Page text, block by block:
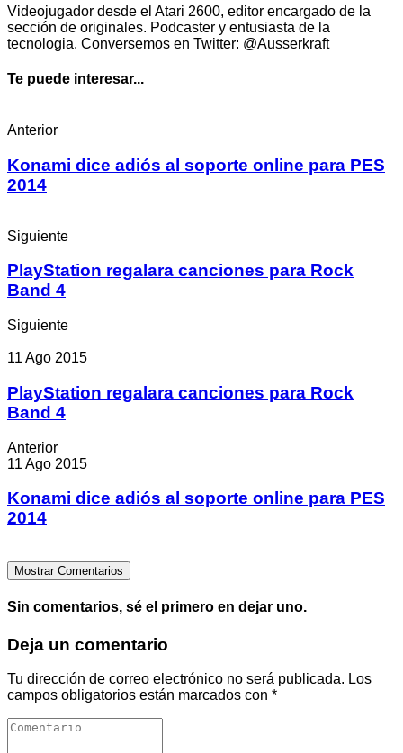
Videojugador desde el Atari 2600, editor encargado de la
sección de originales. Podcaster y entusiasta de la
tecnologia. Conversemos en Twitter: @Ausserkraft
Te puede interesar...
Anterior
Konami dice adiós al soporte online para PES
2014
Siguiente
PlayStation regalara canciones para Rock
Band 4
Siguiente
11 Ago 2015
PlayStation regalara canciones para Rock
Band 4
Anterior
11 Ago 2015
Konami dice adiós al soporte online para PES
2014
Mostrar Comentarios
Sin comentarios, sé el primero en dejar uno.
Deja un comentario
Tu dirección de correo electrónico no será publicada. Los
campos obligatorios están marcados con *